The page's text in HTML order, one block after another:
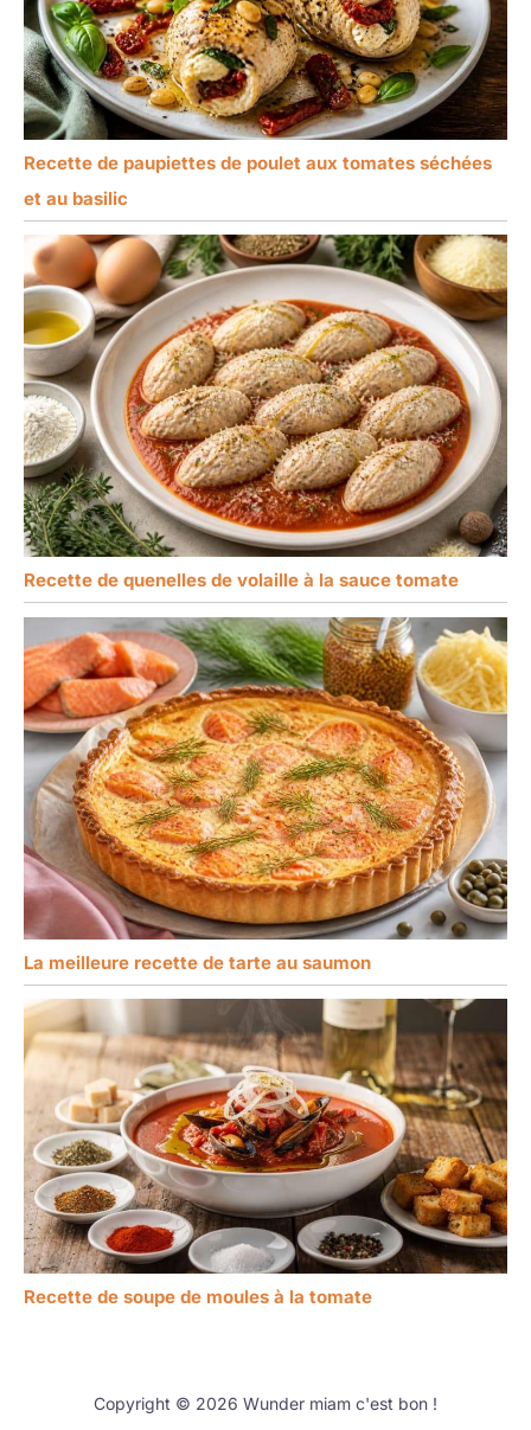
Recette de paupiettes de poulet aux tomates séchées
et au basilic
Recette de quenelles de volaille à la sauce tomate
La meilleure recette de tarte au saumon
Recette de soupe de moules à la tomate
Copyright © 2026 Wunder miam c'est bon !